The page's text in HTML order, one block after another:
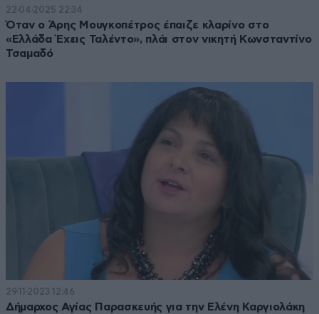
22·04·2025 22:34
Όταν ο Άρης Μουγκοπέτρος έπαιζε κλαρίνο στο
«Ελλάδα Έχεις Ταλέντο», πλάι στον νικητή Κωνσταντίνο
Τσαμαδό
29·11·2023 12:46
Δήμαρχος Αγίας Παρασκευής για την Ελένη Καργιολάκη